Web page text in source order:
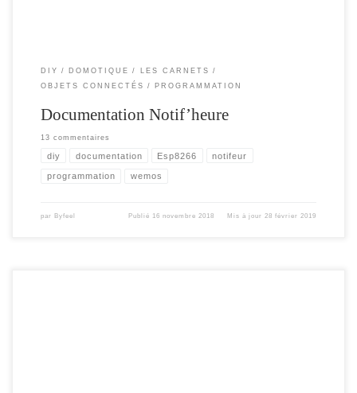
DIY DOMOTIQUE
LES CARNETS
OBJETS CONNECTÉS
PROGRAMMATION
Documentation Notif’heure
13 commentaires
diy documentation Esp8266 notifeur
programmation wemos
par Byfeel Publié 16 novembre 2018 Mis à jour28 février 2019